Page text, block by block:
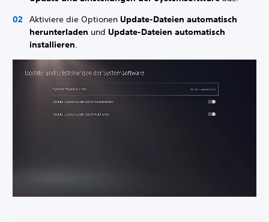
Aktiviere die Optionen Update-Dateien automatisch
herunterladen und Update-Dateien automatisch
installieren.